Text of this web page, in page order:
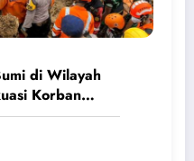
di Wilayah
Korban